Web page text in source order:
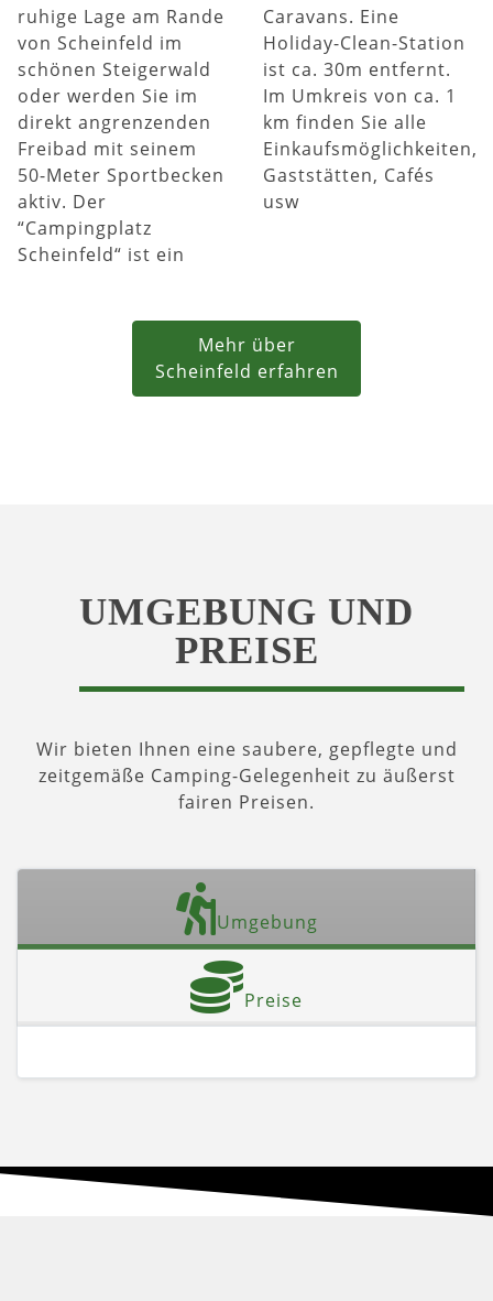
ruhige Lage am Rande
von Scheinfeld im
schönen Steigerwald
oder werden Sie im
direkt angrenzenden
Freibad mit seinem
50-Meter Sportbecken
aktiv. Der
“Campingplatz
Scheinfeld“ ist ein
Caravans. Eine
Holiday-Clean-Station
ist ca. 30m entfernt.
Im Umkreis von ca. 1
km finden Sie alle
Einkaufsmöglichkeiten,
Gaststätten, Cafés
usw
Mehr über
Scheinfeld erfahren
UMGEBUNG UND
PREISE
Wir bieten Ihnen eine saubere, gepflegte und
zeitgemäße Camping-Gelegenheit zu äußerst
fairen Preisen.
Umgebung
Preise